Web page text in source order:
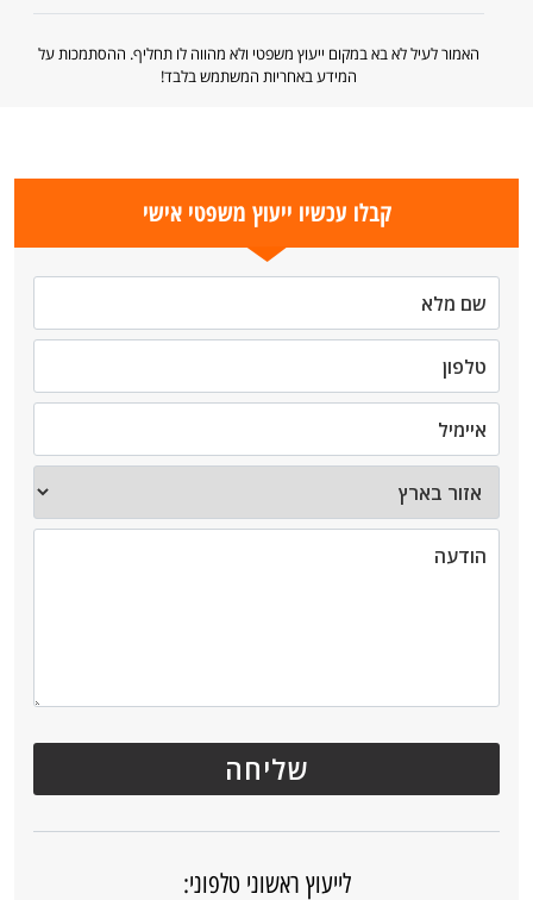
האמור לעיל לא בא במקום ייעוץ משפטי ולא מהווה לו תחליף. ההסתמכות על
המידע באחריות המשתמש בלבד!
קבלו עכשיו ייעוץ משפטי אישי
לייעוץ ראשוני טלפוני: